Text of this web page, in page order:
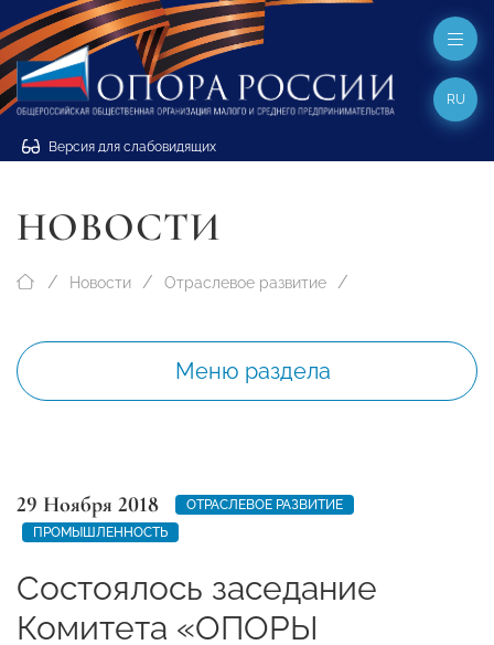
Версия для слабовидящих
RU
НОВОСТИ
Новости Отраслевое развитие
Меню раздела
29 Ноября 2018
ОТРАСЛЕВОЕ РАЗВИТИЕ
ПРОМЫШЛЕННОСТЬ
Состоялось заседание
Комитета «ОПОРЫ